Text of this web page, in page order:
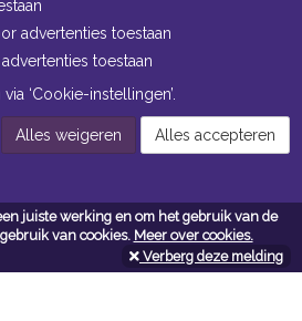
juiste werking en om het gebruik van de
van cookies. Meer over cookies.
Verberg deze melding
advertenties toestaan
toestaan
‘Cookie-instellingen’.
Alles weigeren Alles accepteren